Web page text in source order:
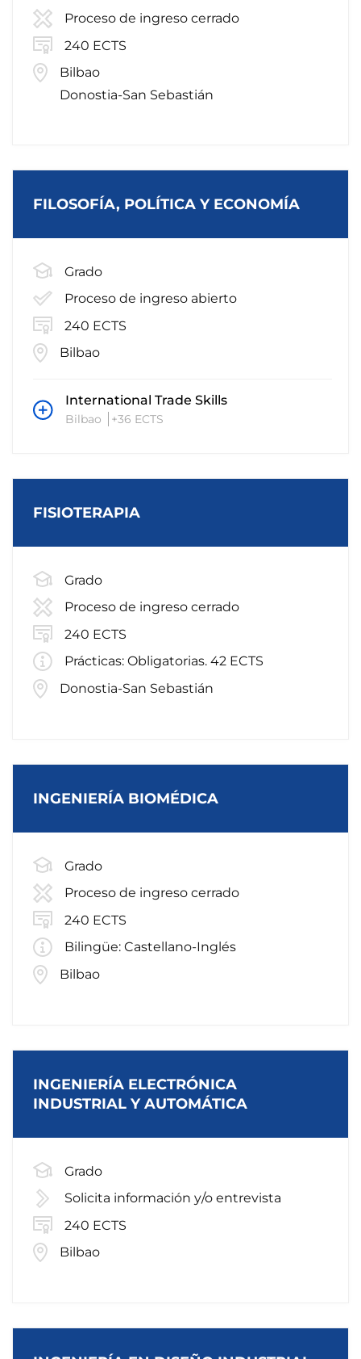
Proceso de ingreso cerrado
240 ECTS
Bilbao
Donostia-San Sebastián
FILOSOFÍA, POLÍTICA Y ECONOMÍA
Grado
Proceso de ingreso abierto
240 ECTS
Bilbao
International Trade Skills
Bilbao +36 ECTS
FISIOTERAPIA
Grado
Proceso de ingreso cerrado
240 ECTS
Prácticas: Obligatorias. 42 ECTS
Donostia-San Sebastián
INGENIERÍA BIOMÉDICA
Grado
Proceso de ingreso cerrado
240 ECTS
Bilingüe: Castellano-Inglés
Bilbao
INGENIERÍA ELECTRÓNICA
INDUSTRIAL Y AUTOMÁTICA
Grado
Solicita información y/o entrevista
240 ECTS
Bilbao